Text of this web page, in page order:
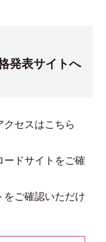
発表サイトへ
クセスはこちら
ードサイトをご確
をご確認いただけ